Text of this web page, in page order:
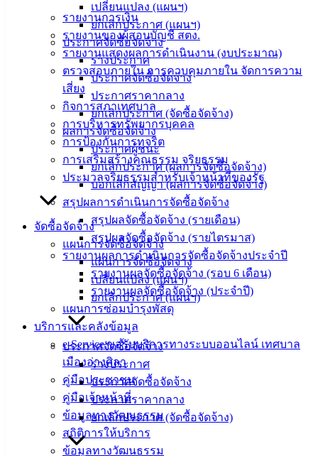
เปลี่ยนแปลง (แผนฯ)
ยกเลิกประกาศ (แผนฯ)
ประกาศจัดซื้อจัดจ้าง
ร่างประกาศ
ประกาศจัดซื้อจัดจ้าง
ประกาศราคากลาง
ยกเลิกประกาศ (จัดซื้อจัดจ้าง)
ผลการจัดซื้อจัดจ้าง
ประกาศผู้ชนะ
ยกเลิกประกาศ (ผลการจัดซื้อจัดจ้าง)
บอกเลิกสัญญา (ผลการจัดซื้อจัดจ้าง)
สรุปผลการดำเนินการจัดซื้อจัดจ้าง
สรุปผลจัดซื้อจัดจ้าง (รายเดือน)
สรุปผลจัดซื้อจัดจ้าง (รายไตรมาส)
รายงานผลการดำเนินการจัดซื้อจัดจ้างประจำปี
รายงานผลจัดซื้อจัดจ้าง (รอบ 6 เดือน)
รายงานผลจัดซื้อจัดจ้าง (ประจำปี)
แผนการซ่อมบำรุงพัสดุ
บริการและคลังข้อมูล
e-Service ขอรับบริการทางระบบออนไลน์ เทศบาล
เมืองอ่างศิลา
คู่มือประชาชน
คู่มือเจ้าหน้าที่
ข้อมูลทางวัฒนธรรม
สถิติการให้บริการ
ข้อมูลทางวัฒนธรรม
รายงานการเงิน
รายงานของผู้สอบบัญชี สตง.
รายงานแสดงผลการดำเนินงาน (งบประมาณ)
ตรวจสอบภายใน การควบคุมภายใน จัดการความ
เสี่ยง
กิจการสภาเทศบาล
การบริหารทรัพยากรบุคคล
การป้องกันการทุจริต
การเสริมสร้างคุณธรรม จริยธรรม
ประมวลจริยธรรมสำหรับเจ้าหน้าที่ของรัฐ
จัดซื้อจัดจ้าง
แผนการจัดซื้อจัดจ้าง
แผนการจัดซื้อจัดจ้าง
เปลี่ยนแปลง (แผนฯ)
ยกเลิกประกาศ (แผนฯ)
ประกาศจัดซื้อจัดจ้าง
ร่างประกาศ
ประกาศจัดซื้อจัดจ้าง
ประกาศราคากลาง
ยกเลิกประกาศ (จัดซื้อจัดจ้าง)
ข่าวสาร
อิเล็กทรอนิกส์
องค์
ความรู้
(Knowledge
Management)
เทศบาล
สายตรง
นายก
ประวัติ
เทศบาล
หัวหน้า
ส่วน
ราชการ
เทศบาล
สงวนลิขสิทธิ์ © 2563 เทศบาลเมืองอ่างศิลา จังหวัดชลบุรี |
angsilacity.go.th | Powered byBuuscript